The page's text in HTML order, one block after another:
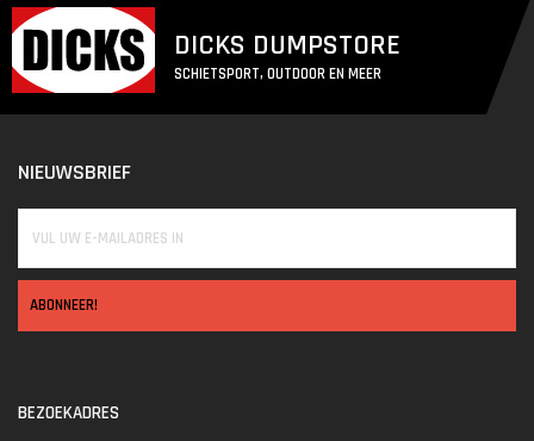
DICKS DUMPSTORE
SCHIETSPORT, OUTDOOR EN MEER
NIEUWSBRIEF
ABONNEER!
BEZOEKADRES